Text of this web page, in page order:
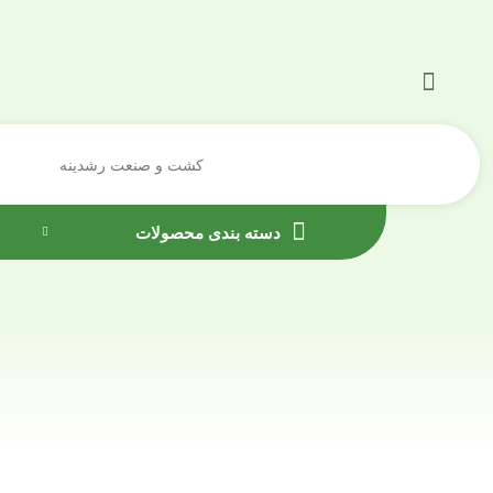
کشت و صنعت رشدینه
دسته بندی محصولات